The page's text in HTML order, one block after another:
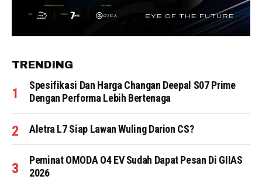
TRENDING
Spesifikasi Dan Harga Changan Deepal S07 Prime
Dengan Performa Lebih Bertenaga
Aletra L7 Siap Lawan Wuling Darion CS?
Peminat OMODA O4 EV Sudah Dapat Pesan Di GIIAS
2026